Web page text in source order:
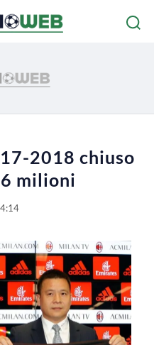
2018 chiuso
milioni